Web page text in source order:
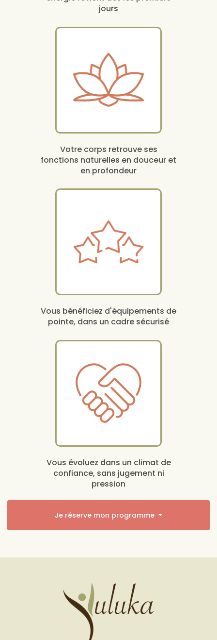
jours
Votre corps retrouve ses
fonctions naturelles en douceur et
en profondeur
Vous bénéficiez d'équipements de
pointe, dans un cadre sécurisé
Vous évoluez dans un climat de
confiance, sans jugement ni
pression
Je réserve mon programme